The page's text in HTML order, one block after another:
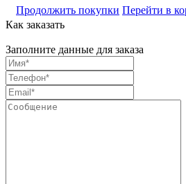
Продолжить покупки Перейти в
Как заказать
Заполните данные для заказа